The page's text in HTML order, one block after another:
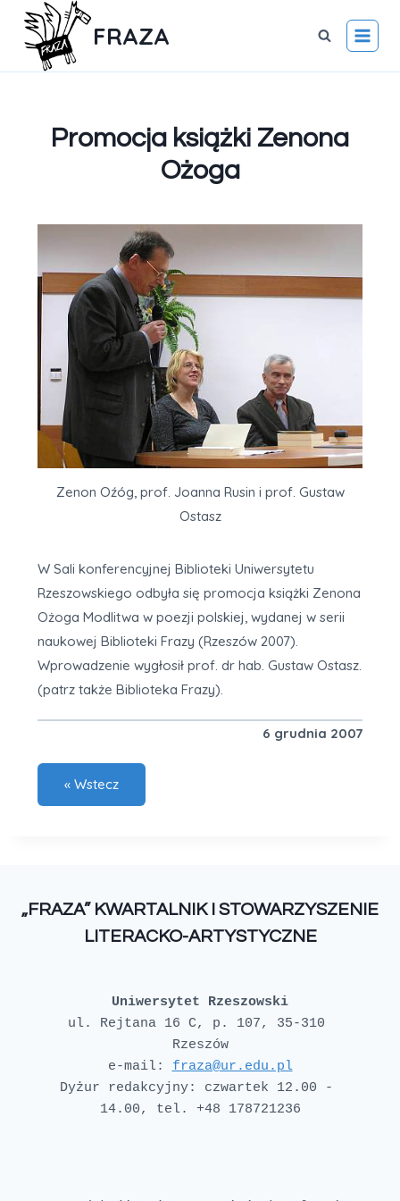
FRAZA
Promocja książki Zenona
Ożoga
Zenon Oźóg, prof. Joanna Rusin i prof. Gustaw
Ostasz
W Sali konferencyjnej Biblioteki Uniwersytetu
Rzeszowskiego odbyła się promocja książki Zenona
Ożoga Modlitwa w poezji polskiej, wydanej w serii
naukowej Biblioteki Frazy (Rzeszów 2007).
Wprowadzenie wygłosił prof. dr hab. Gustaw Ostasz.
(patrz także Biblioteka Frazy).
6 grudnia 2007
„FRAZA” KWARTALNIK I STOWARZYSZENIE
LITERACKO-ARTYSTYCZNE
Uniwersytet Rzeszowski
ul. Rejtana 16 C, p. 107, 35-310
Rzeszów
e-mail: fraza@ur.edu.pl
Dyżur redakcyjny: czwartek 12.00 -